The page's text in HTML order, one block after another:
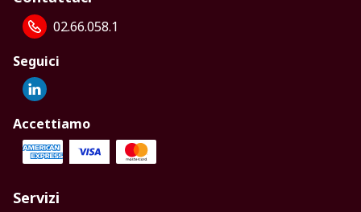
02.66.058.1
Seguici
Accettiamo
Servizi